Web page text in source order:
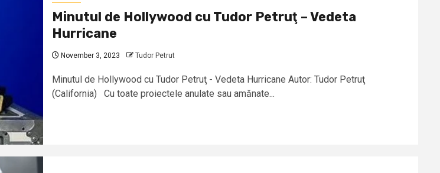
Minutul de Hollywood cu Tudor Petruţ – Vedeta
Hurricane
November 3, 2023 Tudor Petrut
Minutul de Hollywood cu Tudor Petruţ - Vedeta Hurricane Autor: Tudor Petruţ
(California) Cu toate proiectele anulate sau amănate...